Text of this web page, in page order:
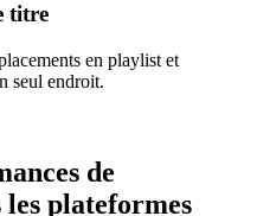
titre
en playlist et
seul endroit.
de
plateformes